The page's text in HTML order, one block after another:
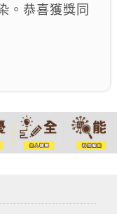
。恭喜獲獎同